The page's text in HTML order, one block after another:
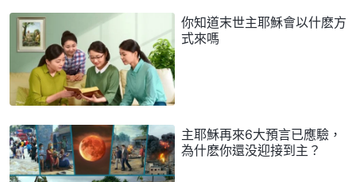
你知道末世主耶穌會以什麽方
式來嗎
主耶穌再來6大預言已應驗，
為什麽你還没迎接到主？